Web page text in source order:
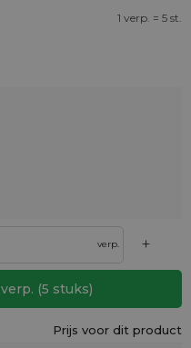
1 verp. = 5 st.
verp. +
verp. (5 stuks)
Prijs voor dit product